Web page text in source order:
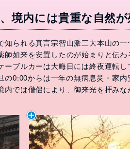
境内には貴重な自然が
られる真言宗智山派三大本山の一
如来を安置したのが始まりと伝わ
ブルカーは大晦日には終夜運転し
0:00からは一年の無病息災・家内
内では僧侶により、御来光を拝み